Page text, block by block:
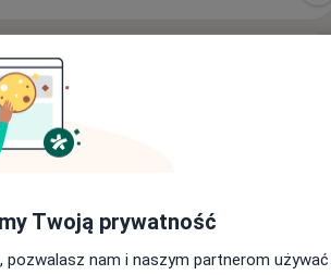
wydziału lekarskiego
Stypendysta programu ERASMUS -
w dziedzinie
dla Nerwowo i Psychicznie Chorych
CM HCP w Poznaniu,
Szpitala w Kaliszu.
Twoją prywatność
pozwalasz nam i naszym partnerom